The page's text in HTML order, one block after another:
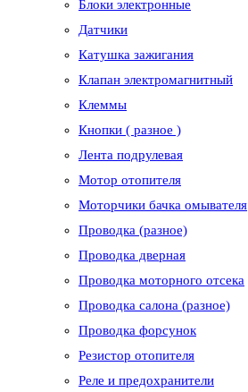
Блоки электронные
Датчики
Катушка зажигания
Клапан электромагнитный
Клеммы
Кнопки ( разное )
Лента подрулевая
Мотор отопителя
Моторчики бачка омывателя
Проводка (разное)
Проводка дверная
Проводка моторного отсека
Проводка салона (разное)
Проводка форсунок
Резистор отопителя
Реле и предохранители